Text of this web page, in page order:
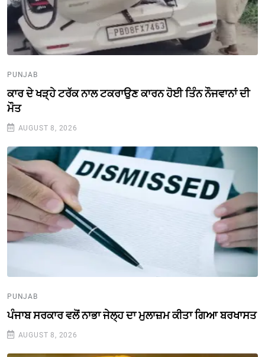
PUNJAB
ਕਾਰ ਦੇ ਖੜ੍ਹੇ ਟਰੱਕ ਨਾਲ ਟਕਰਾਉਣ ਕਾਰਨ ਹੋਈ ਤਿੰਨ ਨੌਜਵਾਨਾਂ ਦੀ
ਮੌਤ
AUGUST 8, 2026
PUNJAB
ਪੰਜਾਬ ਸਰਕਾਰ ਵਲੋਂ ਨਾਭਾ ਜੇਲ੍ਹ ਦਾ ਮੁਲਾਜ਼ਮ ਕੀਤਾ ਗਿਆ ਬਰਖਾਸਤ
AUGUST 8, 2026